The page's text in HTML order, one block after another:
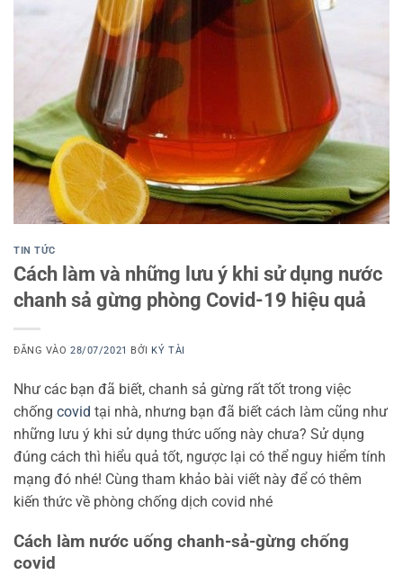
TIN TỨC
Cách làm và những lưu ý khi sử dụng nước
chanh sả gừng phòng Covid-19 hiệu quả
ĐĂNG VÀO28/07/2021 BỞI KÝ TÀI
Như các bạn đã biết, chanh sả gừng rất tốt trong việc
chống covid tại nhà, nhưng bạn đã biết cách làm cũng như
những lưu ý khi sử dụng thức uống này chưa? Sử dụng
đúng cách thì hiểu quả tốt, ngược lại có thể nguy hiểm tính
mạng đó nhé! Cùng tham khảo bài viết này để có thêm
kiến thức về phòng chống dịch covid nhé
Cách làm nước uống chanh-sả-gừng chống
covid